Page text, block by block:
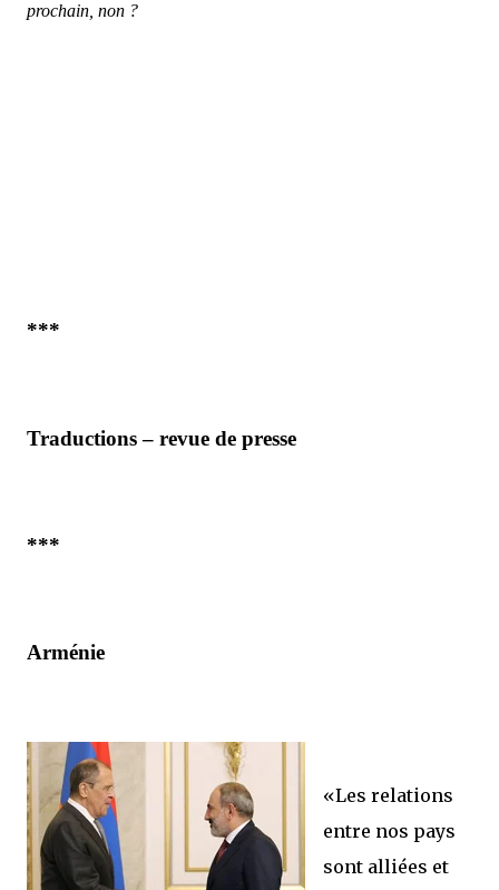
prochain, non ?
***
Traductions – revue de presse
***
Arménie
«Les relations
entre nos pays
sont alliées et